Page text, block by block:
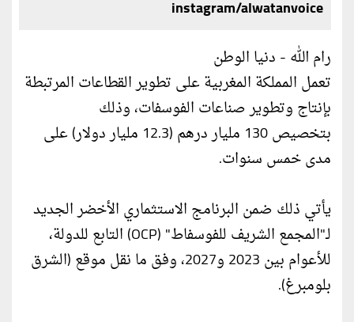
instagram/alwatanvoice
رام الله - دنيا الوطن
تعمل المملكة المغربية على تطوير القطاعات المرتبطة
بإنتاج وتطوير صناعات الفوسفات، وذلك
بتخصيص 130 مليار درهم (12.3 مليار دولار) على
مدى خمس سنوات.
يأتي ذلك ضمن البرنامج الاستثماري الأخضر الجديد
لـ"المجمع الشريف للفوسفاط" (OCP) التابع للدولة،
للأعوام بين 2023 و2027، وفق ما نقل موقع (الشرق
بلومبرغ).